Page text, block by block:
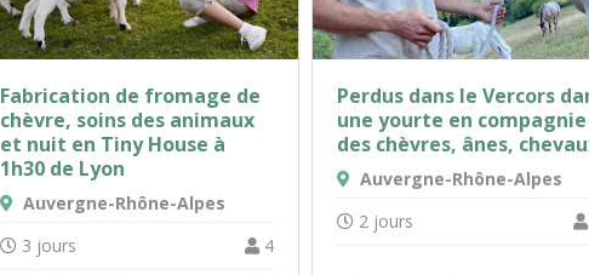
Fabrication de fromage de
chèvre, soins des animaux
et nuit en Tiny House à
1h30 de Lyon
Auvergne-Rhône-Alpes
3 jours
4
Perdus dans le Vercors
une yourte en compagnie
des chèvres, ânes,
Auvergne-Rhône-Alpes
2 jours